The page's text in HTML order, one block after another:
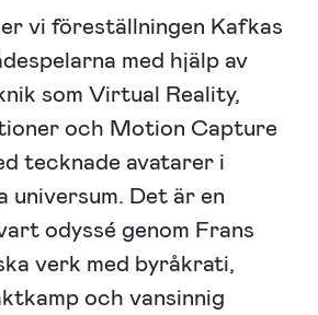
vi föreställningen Kafkas
med hjälp av
som Virtual Reality,
och Motion Capture
tecknade avatarer i
universum. Det är en
odyssé genom Frans
verk med byråkrati,
och vansinnig